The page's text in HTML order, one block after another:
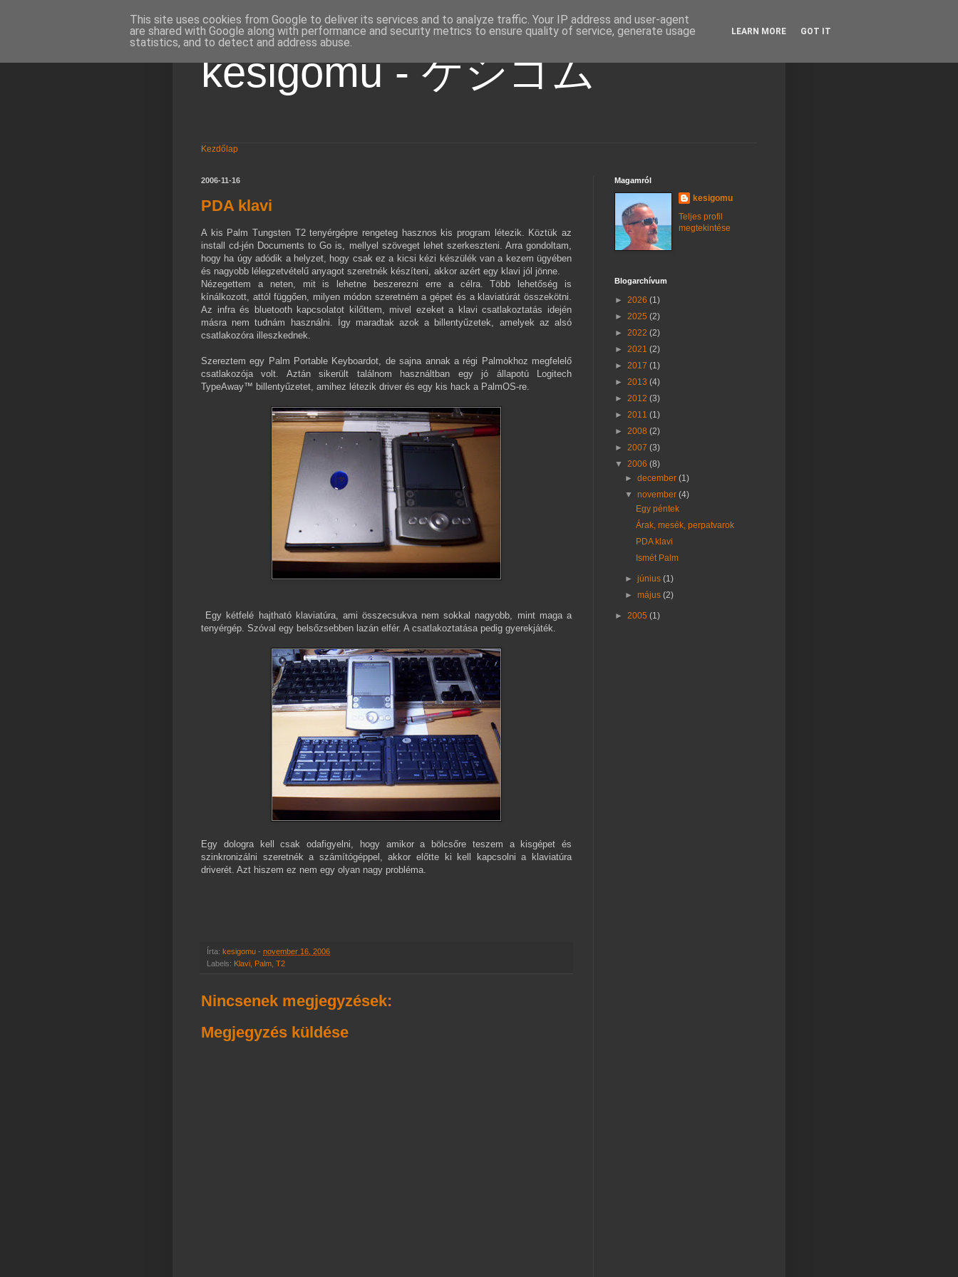
kesigomu - ケシゴム
Kezdőlap
2006-11-16
PDA klavi
A kis Palm Tungsten T2 tenyérgépre rengeteg hasznos kis program létezik. Köztük az
install cd-jén Documents to Go is, mellyel szöveget lehet szerkeszteni. Arra gondoltam,
hogy ha úgy adódik a helyzet, hogy csak ez a kicsi kézi készülék van a kezem ügyében
és nagyobb lélegzetvételű anyagot szeretnék készíteni, akkor azért egy klavi jól jönne.
Nézegettem a neten, mit is lehetne beszerezni erre a célra. Több lehetőség is
kínálkozott, attól függően, milyen módon szeretném a gépet és a klaviatúrát összekötni.
Az infra és bluetooth kapcsolatot kilőttem, mivel ezeket a klavi csatlakoztatás idején
másra nem tudnám használni. Így maradtak azok a billentyűzetek, amelyek az alsó
csatlakozóra illeszkednek.
Szereztem egy Palm Portable Keyboardot, de sajna annak a régi Palmokhoz megfelelő
csatlakozója volt. Aztán sikerült találnom használtban egy jó állapotú Logitech
TypeAway™ billentyűzetet, amihez létezik driver és egy kis hack a PalmOS-re.
Egy kétfelé hajtható klaviatúra, ami összecsukva nem sokkal nagyobb, mint maga a
tenyérgép. Szóval egy belsőzsebben lazán elfér. A csatlakoztatása pedig gyerekjáték.
Egy dologra kell csak odafigyelni, hogy amikor a bölcsőre teszem a kisgépet és
szinkronizálni szeretnék a számítógéppel, akkor előtte ki kell kapcsolni a klaviatúra
driverét. Azt hiszem ez nem egy olyan nagy probléma.
Írta: kesigomu - november 16, 2006
Labels: Klavi Palm T2
Nincsenek megjegyzések:
Megjegyzés küldése
Magamról
kesigomu
Teljes profil
megtekintése
Blogarchívum
► 2026 (1)
► 2025 (2)
► 2022 (2)
► 2021 (2)
► 2017 (1)
► 2013 (4)
► 2012 (3)
► 2011 (1)
► 2008 (2)
► 2007 (3)
▼ 2006 (8)
►december(1)
▼november(4)
Egy péntek
Árak, mesék, perpatvarok
PDA klavi
Ismét Palm
►június(1)
►május(2)
► 2005 (1)
This site uses cookies from Google to deliver its services and to analyze traffic. Your IP address and user-agent
are shared with Google along with performance and security metrics to ensure quality of service, generate usage
statistics, and to detect and address abuse.
LEARN MORE GOT IT